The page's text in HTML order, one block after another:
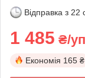
Відправка з 22
1 485 ₴/
Економія 165 ₴